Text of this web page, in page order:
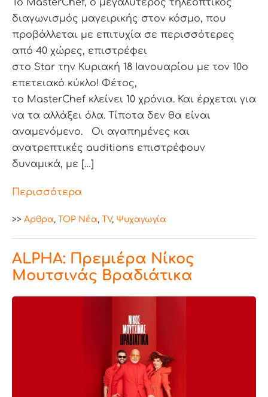
Το MasterChef, ο μεγαλύτερος τηλεοπτικός
διαγωνισμός μαγειρικής στον κόσμο, που
προβάλλεται με επιτυχία σε περισσότερες
από 40 χώρες, επιστρέφει
στο Star την Κυριακή 18 Ιανουαρίου με τον 10ο
επετειακό κύκλο! Φέτος,
το MasterChef κλείνει 10 χρόνια. Και έρχεται για
να τα αλλάξει όλα. Τίποτα δεν θα είναι
αναμενόμενο. Οι αγαπημένες και
ανατρεπτικές auditions επιστρέφουν
δυναμικά, με […]
Περισσότερα
>> Aρθρα, TOP Nέα, TV, Ψυχαγωγία
ALPHA: Πρεμιέρα Νίκος
Μουτσινάς Βραδιάτικα